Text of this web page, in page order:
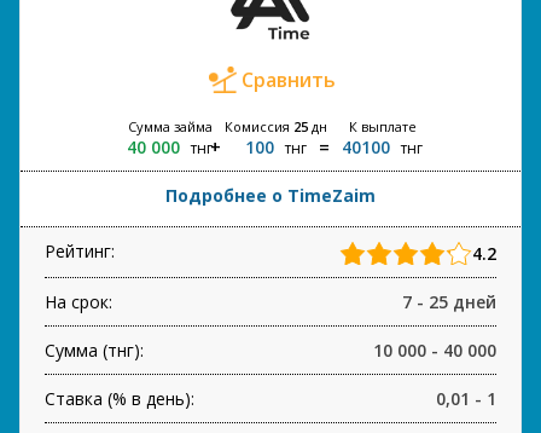
Сравнить
Сумма займа
40 000 тнг
Комиссия 25дн
100 тнг
К выплате
40100 тнг
Подробнее о TimeZaim
Рейтинг: 4.2
На срок: 7 - 25 дней
Сумма (тнг): 10 000 - 40 000
Ставка (% в день): 0,01 - 1